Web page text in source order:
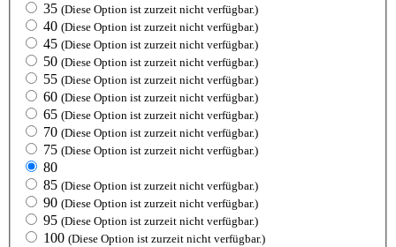
35 (Diese Option ist zurzeit nicht verfügbar.)
40 (Diese Option ist zurzeit nicht verfügbar.)
45 (Diese Option ist zurzeit nicht verfügbar.)
50 (Diese Option ist zurzeit nicht verfügbar.)
55 (Diese Option ist zurzeit nicht verfügbar.)
60 (Diese Option ist zurzeit nicht verfügbar.)
65 (Diese Option ist zurzeit nicht verfügbar.)
70 (Diese Option ist zurzeit nicht verfügbar.)
75 (Diese Option ist zurzeit nicht verfügbar.)
80
85 (Diese Option ist zurzeit nicht verfügbar.)
90 (Diese Option ist zurzeit nicht verfügbar.)
95 (Diese Option ist zurzeit nicht verfügbar.)
100 (Diese Option ist zurzeit nicht verfügbar.)